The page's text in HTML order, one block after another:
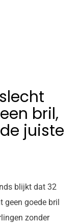
bril,
juiste
blijkt dat 32
geen goede bril
zonder